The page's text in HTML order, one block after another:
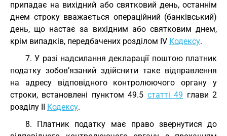
припадає на вихідний або святковий день, останнім
днем строку вважається операційний (банківський)
день, що настає за вихідним або святковим днем,
крім випадків, передбачених розділом IV Кодексу.
7. У разі надсилання декларації поштою платник
податку зобов’язаний здійснити таке відправлення
на адресу відповідного контролюючого органу у
строки, встановлені пунктом 49.5 статті 49 глави 2
розділу II Кодексу.
8. Платник податку має право звернутися до